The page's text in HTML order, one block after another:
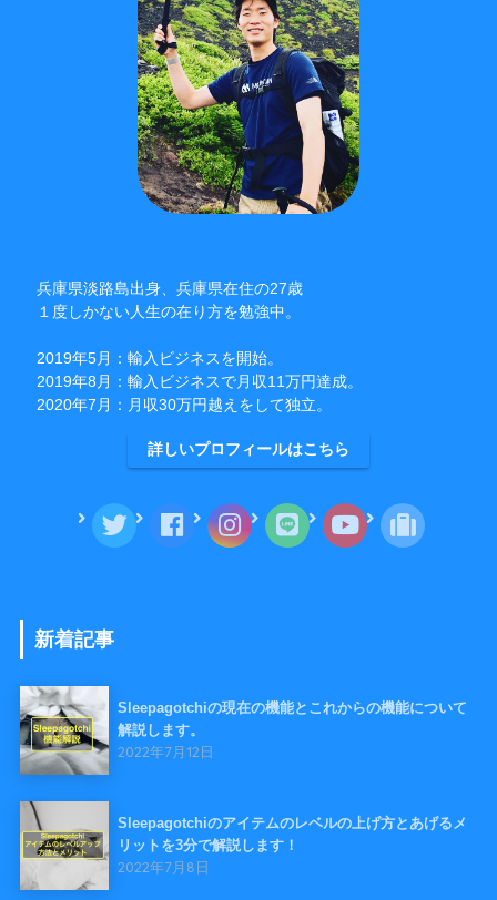
兵庫県淡路島出身、兵庫県在住の27歳
１度しかない人生の在り方を勉強中。
2019年5月：輸入ビジネスを開始。
2019年8月：輸入ビジネスで月収11万円達成。
2020年7月：月収30万円越えをして独立。
詳しいプロフィールはこちら
新着記事
Sleepagotchiの現在の機能とこれからの機能について
解説します。
2022年7月12日
Sleepagotchiのアイテムのレベルの上げ方とあげるメ
リットを3分で解説します！
2022年7月8日